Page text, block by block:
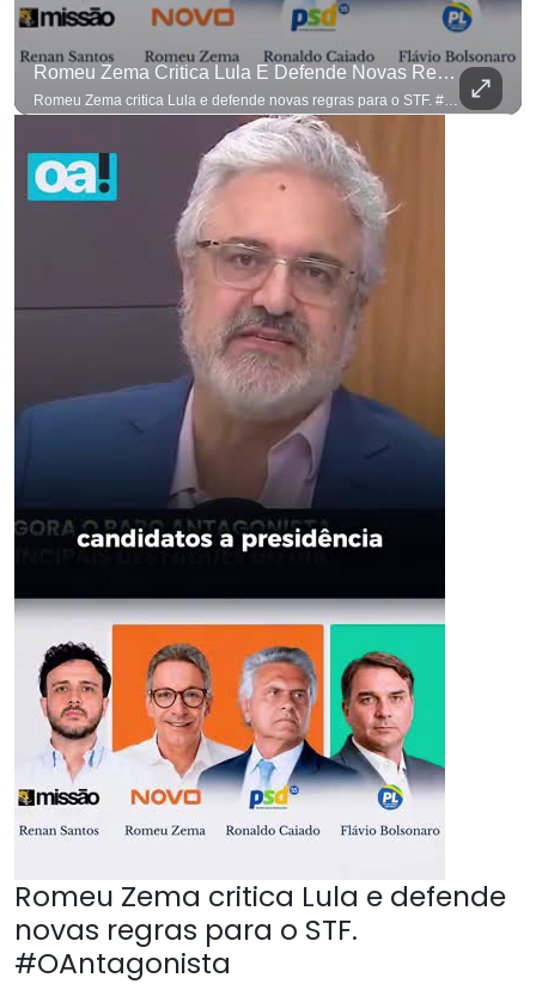
Romeu Zema Critica Lula E Defende Novas Regras Para O STF. #OAntagonista
Romeu Zema critica Lula e defende
novas regras para o STF.
#OAntagonista